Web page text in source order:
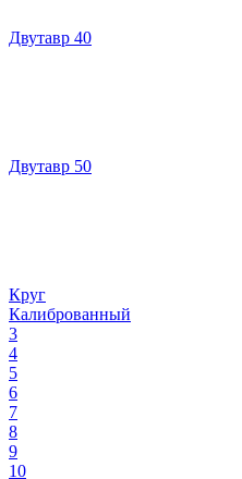
Двутавр 40
Двутавр 50
Круг
Калиброванный
3
4
5
6
7
8
9
10